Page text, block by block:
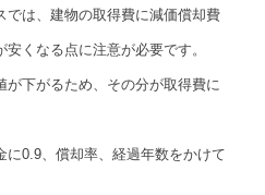
では、建物の取得費に減価償却費
くなる点に注意が必要です。
下がるため、その分が取得費に
0.9、償却率、経過年数をかけて